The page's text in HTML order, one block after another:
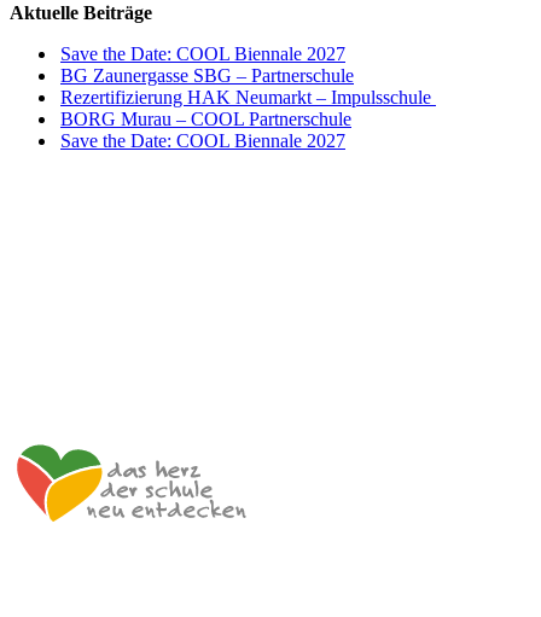
Aktuelle Beiträge
Save the Date: COOL Biennale 2027
BG Zaunergasse SBG – Partnerschule
Rezertifizierung HAK Neumarkt – Impulsschule
BORG Murau – COOL Partnerschule
Save the Date: COOL Biennale 2027